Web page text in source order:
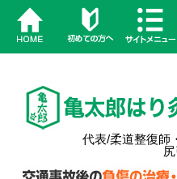
代表/柔道整復師